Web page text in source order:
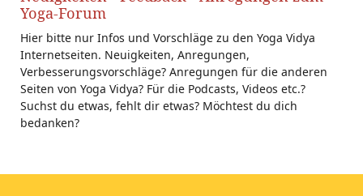
Yoga-Forum
Hier bitte nur Infos und Vorschläge zu den Yoga Vidya
Internetseiten. Neuigkeiten, Anregungen,
Verbesserungsvorschläge? Anregungen für die anderen
Seiten von Yoga Vidya? Für die Podcasts, Videos etc.?
Suchst du etwas, fehlt dir etwas? Möchtest du dich
bedanken?